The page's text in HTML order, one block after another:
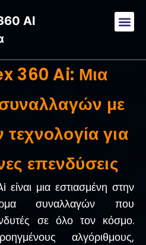
AI
360 Ai: Μια
με
για
επενδύσεις
μια εστιασμένη στην
συναλλαγών που
σε όλο τον κόσμο.
αλγόριθμους,